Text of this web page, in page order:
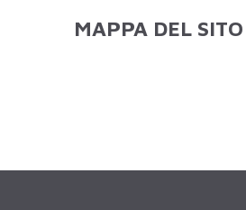
MAPPA DEL SITO